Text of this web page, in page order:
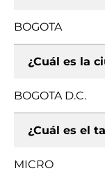
BOGOTA
¿Cuál es la
BOGOTA D.C.
¿Cuál es el
MICRO